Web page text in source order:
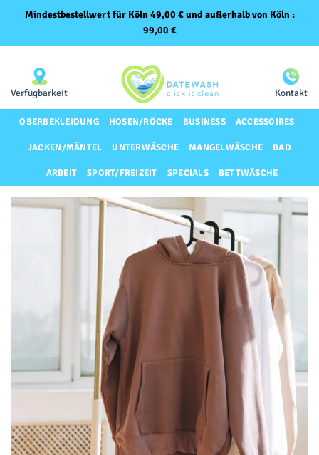
Mindestbestellwert für Köln 49,00 € und außerhalb von Köln :
99,00 €
springen
Verfügbarkeit Kontakt
OBERBEKLEIDUNG HOSEN/RÖCKE BUSINESS ACCESSOIRES
JACKEN/MÄNTEL UNTERWÄSCHE MANGELWÄSCHE BAD
ARBEIT SPORT/FREIZEIT SPECIALS BETTWÄSCHE